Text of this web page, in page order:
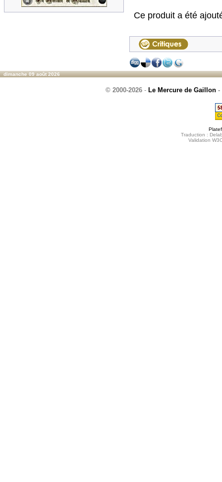
Ce produit a été
dimanche 09 août 2026
© 2000-2026 - Le Mercure de Gaillon -
Traduction :
Validation